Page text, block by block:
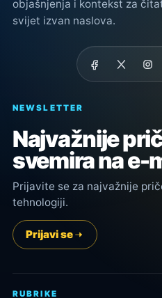
objašnjenja i kontekst za
svijet izvan naslova.
NEWSLETTER
Najvažnije
svemira na e-
Prijavite se za najvažnije
tehnologiji.
Prijavi se
RUBRIKE